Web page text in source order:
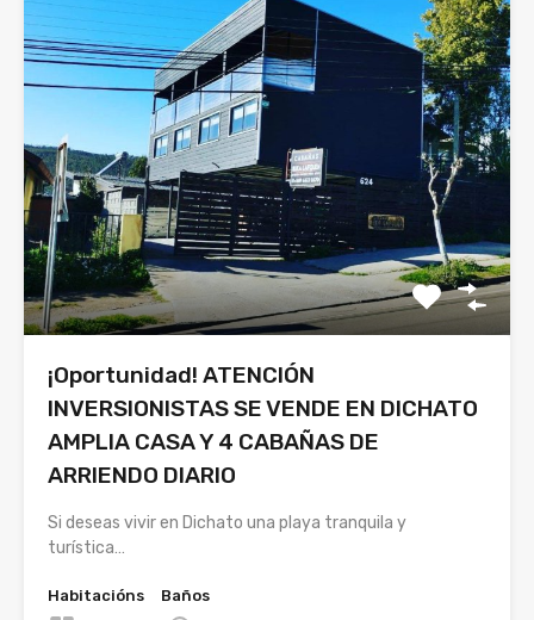
¡Oportunidad! ATENCIÓN
INVERSIONISTAS SE VENDE EN DICHATO
AMPLIA CASA Y 4 CABAÑAS DE
ARRIENDO DIARIO
Si deseas vivir en Dichato una playa tranquila y
turística…
Habitacións
Baños